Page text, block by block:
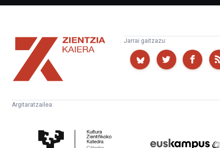
Zientzia
Kaiera
Jarrai gaitzazu:
Argitaratzailea:
Zientifikoko
Katedra